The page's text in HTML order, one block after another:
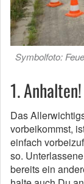
Symbolfoto:
1.
Das
vorbeikommst,
einfach
so.
bereits ein